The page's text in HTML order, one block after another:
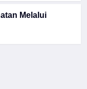
Melalui